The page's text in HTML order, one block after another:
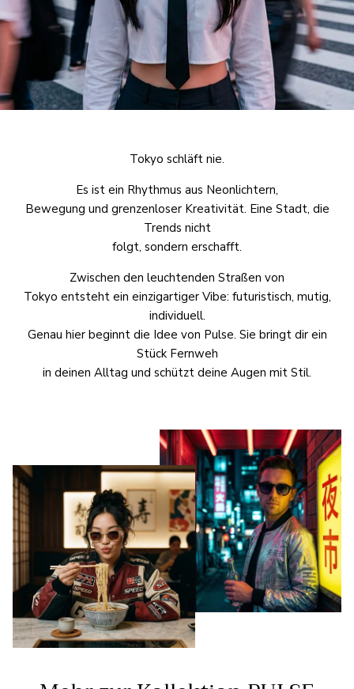
Tokyo schläft nie.
Es ist ein Rhythmus aus Neonlichtern,
Bewegung und grenzenloser Kreativität. Eine Stadt, die
Trends nicht
folgt, sondern erschafft.
Zwischen den leuchtenden Straßen von
Tokyo entsteht ein einzigartiger Vibe: futuristisch, mutig,
individuell.
Genau hier beginnt die Idee von Pulse. Sie bringt dir ein
Stück Fernweh
in deinen Alltag und schützt deine Augen mit Stil.